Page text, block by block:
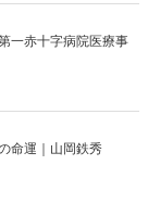
一赤十字病院医療事
命運｜山岡鉄秀